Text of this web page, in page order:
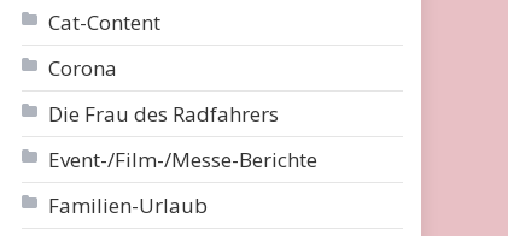
Cat-Content
Corona
Die Frau des Radfahrers
Event-/Film-/Messe-Berichte
Familien-Urlaub